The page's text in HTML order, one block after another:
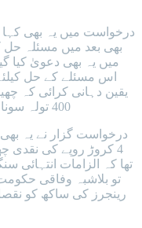
درخواست میں یہ بھی
بھی بعد میں مسئلہ حل
میں یہ بھی دعویٰ کیا
اس مسئلے کے حل
یقین دہانی کرائی کہ
400 تولہ سونا اور نقدی اسے واپس نہیں کی جائے گی۔
درخواست گزار نے یہ بھی
4 کروڑ روپے کی
تھا کہ الزامات انتہائی
تو بلاشبہ وفاقی
رینجرز کی ساکھ کو